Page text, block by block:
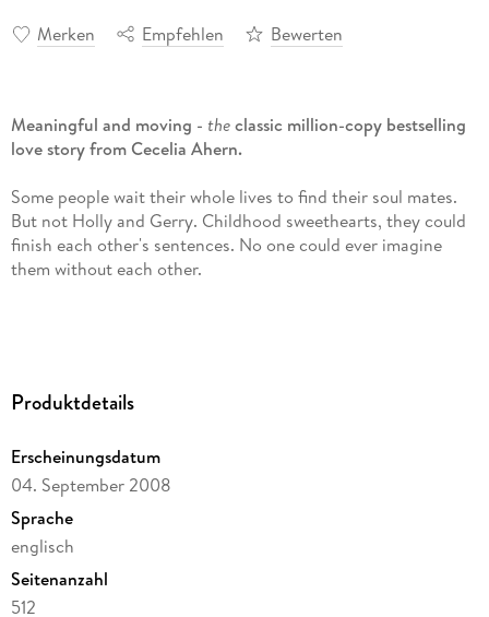
Merken Empfehlen Bewerten
Meaningful and moving - theclassic million-copy bestselling
love story from Cecelia Ahern.
Some people wait their whole lives to find their soul mates.
But not Holly and Gerry. Childhood sweethearts, they could
finish each other's sentences. No one could ever imagine
them without each other.
As the notes are opened, the man who knows Holly better
than anyone teaches her that life goes on. With some help
from friends and family, Holly laughs, cries and finds that life
is for living - but it helps if there's someone watching over
you.
Produktdetails
Erscheinungsdatum
04. September 2008
Sprache
englisch
Seitenanzahl
512